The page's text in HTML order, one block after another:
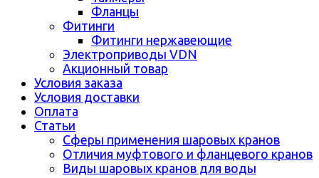
Фланцы
Фитинги
Фитинги нержавеющие
Электроприводы VDN
Акционный товар
Условия заказа
Условия доставки
Оплата
Статьи
Сферы применения шаровых кранов
Отличия муфтового и фланцевого кранов
Виды шаровых кранов для воды